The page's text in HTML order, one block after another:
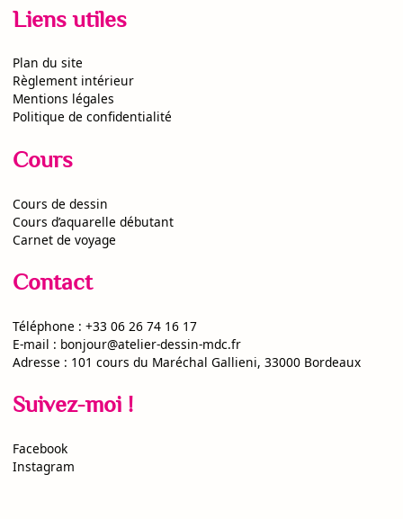
Liens utiles
Plan du site
Règlement intérieur
Mentions légales
Politique de confidentialité
Cours
Cours de dessin
Cours d’aquarelle débutant
Carnet de voyage
Contact
Téléphone : +33 06 26 74 16 17
E-mail : bonjour@atelier-dessin-mdc.fr
Adresse : 101 cours du Maréchal Gallieni, 33000 Bordeaux
Suivez-moi !
Facebook
Instagram